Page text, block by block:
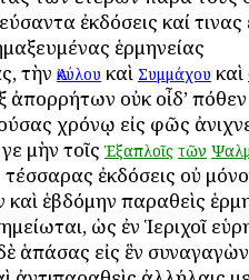
ἐκδόσεις καί τινας
ἑρμηνείας
τὴν Ἀκύλου καὶ Συμμάχου καὶ
ἀπορρήτων οὐκ οἶδ’
χρόνῳ εἰς φῶς
μὴν τοῖς Ἑξαπλοῖς τῶν
ἐκδόσεις οὐ
καὶ ἑβδόμην παραθεὶς
ὡς ἐν Ἱεριχοῖ
ἁπάσας εἰς ἓν